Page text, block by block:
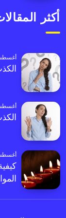
أكثر
أغسطس ٠٩,
أغسطس ٠٩,
أغسطس ٠٩,